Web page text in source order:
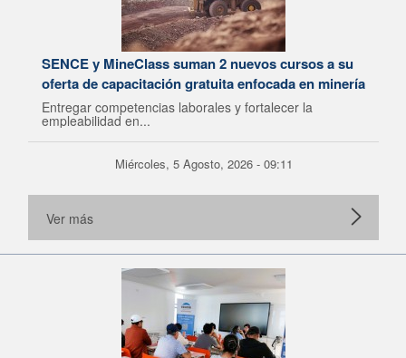
SENCE y MineClass suman 2 nuevos cursos a su
oferta de capacitación gratuita enfocada en minería
Entregar competencias laborales y fortalecer la
empleabilidad en...
Miércoles, 5 Agosto, 2026 - 09:11
Ver más